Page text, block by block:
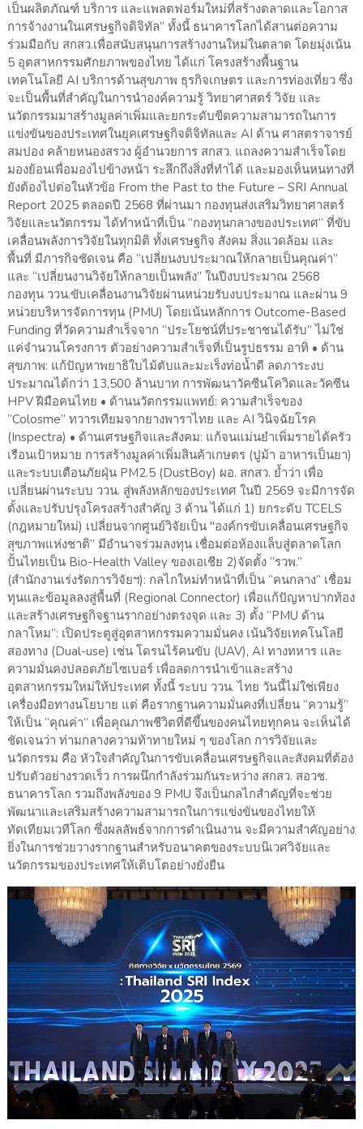
เป็นผลิตภัณฑ์ บริการ และแพลตฟอร์มใหม่ที่สร้างตลาดและโอกาส
การจ้างงานในเศรษฐกิจดิจิทัล” ทั้งนี้ ธนาคารโลกได้สานต่อความ
ร่วมมือกับ สกสว.เพื่อสนับสนุนการสร้างงานใหม่ในตลาด โดยมุ่งเน้น
5 อุตสาหกรรมศักยภาพของไทย ได้แก่ โครงสร้างพื้นฐาน
เทคโนโลยี AI บริการด้านสุขภาพ ธุรกิจเกษตร และการท่องเที่ยว ซึ่ง
จะเป็นพื้นที่สำคัญในการนำองค์ความรู้ วิทยาศาสตร์ วิจัย และ
นวัตกรรมมาสร้างมูลค่าเพิ่มและยกระดับขีดความสามารถในการ
แข่งขันของประเทศในยุคเศรษฐกิจดิจิทัลและ AI ด้าน ศาสตราจารย์
สมปอง คล้ายหนองสรวง ผู้อำนวยการ สกสว. แถลงความสำเร็จโดย
มองย้อนเพื่อมองไปข้างหน้า ระลึกถึงสิ่งที่ทำได้ และมองเห็นหนทางที่
ยังต้องไปต่อในหัวข้อ From the Past to the Future – SRI Annual
Report 2025 ตลอดปี 2568 ที่ผ่านมา กองทุนส่งเสริมวิทยาศาสตร์
วิจัยและนวัตกรรม ได้ทำหน้าที่เป็น “กองทุนกลางของประเทศ” ที่ขับ
เคลื่อนพลังการวิจัยในทุกมิติ ทั้งเศรษฐกิจ สังคม สิ่งแวดล้อม และ
พื้นที่ มีภารกิจชัดเจน คือ “เปลี่ยนงบประมาณให้กลายเป็นคุณค่า”
และ “เปลี่ยนงานวิจัยให้กลายเป็นพลัง” ในปีงบประมาณ 2568
กองทุน ววน.ขับเคลื่อนงานวิจัยผ่านหน่วยรับงบประมาณ และผ่าน 9
หน่วยบริหารจัดการทุน (PMU) โดยเน้นหลักการ Outcome-Based
Funding ที่วัดความสำเร็จจาก “ประโยชน์ที่ประชาชนได้รับ” ไม่ใช่
แค่จำนวนโครงการ ตัวอย่างความสำเร็จที่เป็นรูปธรรม อาทิ • ด้าน
สุขภาพ: แก้ปัญหาพยาธิใบไม้ตับและมะเร็งท่อน้ำดี ลดภาระงบ
ประมาณได้กว่า 13,500 ล้านบาท การพัฒนาวัคซีนโควิดและวัคซีน
HPV ฝีมือคนไทย • ด้านนวัตกรรมแพทย์: ความสำเร็จของ
“Colosme” ทวารเทียมจากยางพาราไทย และ AI วินิจฉัยโรค
(Inspectra) • ด้านเศรษฐกิจและสังคม: แก้จนแม่นยำเพิ่มรายได้ครัว
เรือนเป้าหมาย การสร้างมูลค่าเพิ่มสินค้าเกษตร (ปูม้า อาหารเป็นยา)
และระบบเตือนภัยฝุ่น PM2.5 (DustBoy) ผอ. สกสว. ย้ำว่า เพื่อ
เปลี่ยนผ่านระบบ ววน. สู่พลังหลักของประเทศ ในปี 2569 จะมีการจัด
ตั้งและปรับปรุงโครงสร้างสำคัญ 3 ด้าน ได้แก่ 1) ยกระดับ TCELS
(กฎหมายใหม่) เปลี่ยนจากศูนย์วิจัยเป็น "องค์กรขับเคลื่อนเศรษฐกิจ
สุขภาพแห่งชาติ” มีอำนาจร่วมลงทุน เชื่อมต่อห้องแล็บสู่ตลาดโลก
ปั้นไทยเป็น Bio-Health Valley ของเอเชีย 2)จัดตั้ง “รวพ.”
(สำนักงานเร่งรัดการวิจัยฯ): กลไกใหม่ทำหน้าที่เป็น “คนกลาง” เชื่อม
ทุนและข้อมูลลงสู่พื้นที่ (Regional Connector) เพื่อแก้ปัญหาปากท้อง
และสร้างเศรษฐกิจฐานรากอย่างตรงจุด และ 3) ตั้ง “PMU ด้าน
กลาโหม”: เปิดประตูสู่อุตสาหกรรมความมั่นคง เน้นวิจัยเทคโนโลยี
สองทาง (Dual-use) เช่น โดรนไร้คนขับ (UAV), AI ทางทหาร และ
ความมั่นคงปลอดภัยไซเบอร์ เพื่อลดการนำเข้าและสร้าง
อุตสาหกรรมใหม่ให้ประเทศ ทั้งนี้ ระบบ ววน. ไทย วันนี้ไม่ใช่เพียง
เครื่องมือทางนโยบาย แต่ คือรากฐานความมั่นคงที่เปลี่ยน “ความรู้”
ให้เป็น “คุณค่า” เพื่อคุณภาพชีวิตที่ดีขึ้นของคนไทยทุกคน จะเห็นได้
ชัดเจนว่า ท่ามกลางความท้าทายใหม่ ๆ ของโลก การวิจัยและ
นวัตกรรม คือ หัวใจสำคัญในการขับเคลื่อนเศรษฐกิจและสังคมที่ต้อง
ปรับตัวอย่างรวดเร็ว การผนึกกำลังร่วมกันระหว่าง สกสว. สอวช.
ธนาคารโลก รวมถึงพลังของ 9 PMU จึงเป็นกลไกสำคัญที่จะช่วย
พัฒนาและเสริมสร้างความสามารถในการแข่งขันของไทยให้
ทัดเทียมเวทีโลก ซึ่งผลลัพธ์จากการดำเนินงาน จะมีความสำคัญอย่าง
ยิ่งในการช่วยวางรากฐานสำหรับอนาคตของระบบนิเวศวิจัยและ
นวัตกรรมของประเทศให้เติบโตอย่างยั่งยืน